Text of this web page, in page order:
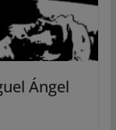
Ángel